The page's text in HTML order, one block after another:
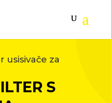
usisivače za
S